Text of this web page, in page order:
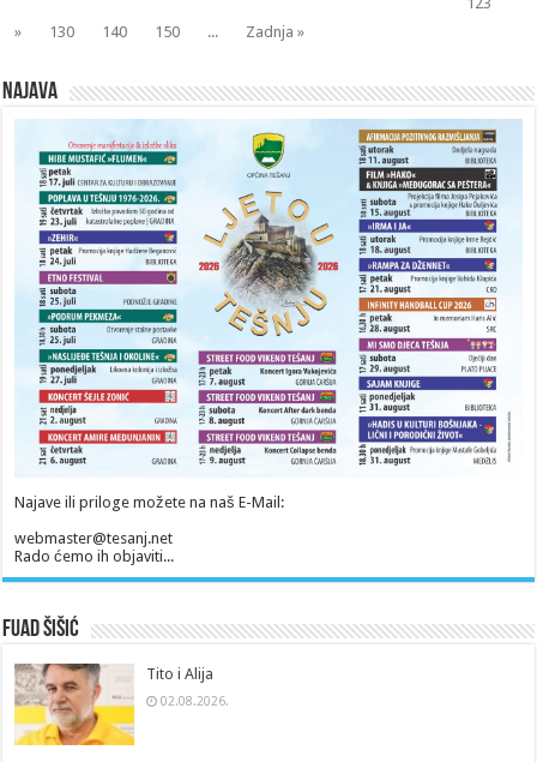
»
130 140 150 ... Zadnja »
Najava
Najave ili priloge možete na naš E-Mail:
webmaster@tesanj.net
Rado ćemo ih objaviti...
Fuad Šišić
Tito i Alija
02.08.2026.